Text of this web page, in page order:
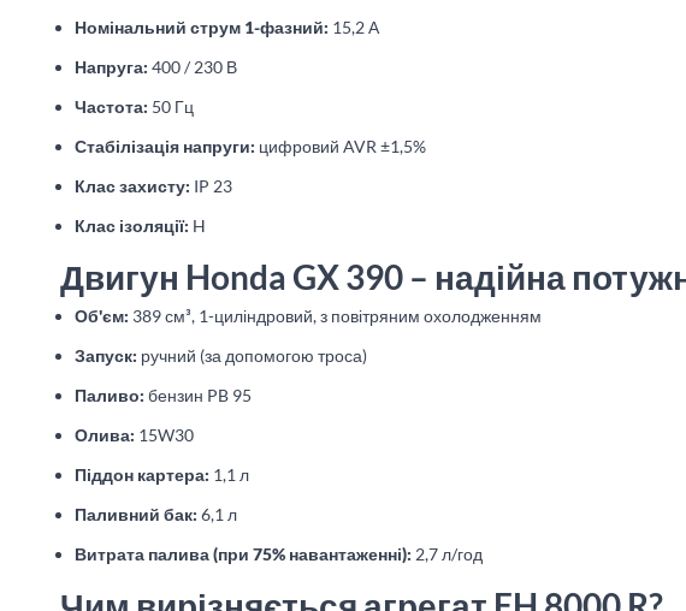
Номінальний струм 1-фазний: 15,2 А
Напруга: 400 / 230 В
Частота: 50 Гц
Стабілізація напруги: цифровий AVR ±1,5%
Клас захисту: IP 23
Клас ізоляції: H
Двигун Honda GX 390 – надійна
Об'єм: 389 см³, 1-циліндровий, з повітряним охолодженням
Запуск: ручний (за допомогою троса)
Паливо: бензин PB 95
Олива: 15W30
Піддон картера: 1,1 л
Паливний бак: 6,1 л
Витрата палива (при 75% навантаженні): 2,7 л/год